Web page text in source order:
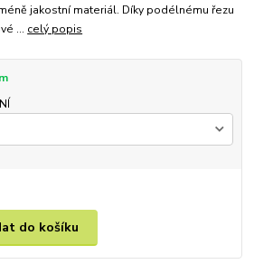
jakostní materiál. Díky podélnému řezu
... celý popis
do košíku